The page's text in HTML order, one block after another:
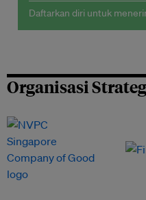
Daftarkan diri untuk
Organisasi